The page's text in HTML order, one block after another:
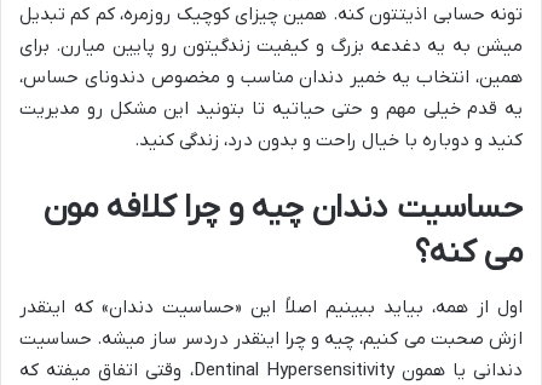
تونه حسابی اذیتتون کنه. همین چیزای کوچیک روزمره، کم کم تبدیل
میشن به یه دغدعه بزرگ و کیفیت زندگیتون رو پایین میارن. برای
همین، انتخاب یه خمیر دندان مناسب و مخصوص دندونای حساس،
یه قدم خیلی مهم و حتی حیاتیه تا بتونید این مشکل رو مدیریت
کنید و دوباره با خیال راحت و بدون درد، زندگی کنید.
حساسیت دندان چیه و چرا کلافه مون
می کنه؟
اول از همه، بیاید ببینیم اصلاً این «حساسیت دندان» که اینقدر
ازش صحبت می کنیم، چیه و چرا اینقدر دردسر ساز میشه. حساسیت
دندانی یا همون Dentinal Hypersensitivity، وقتی اتفاق میفته که